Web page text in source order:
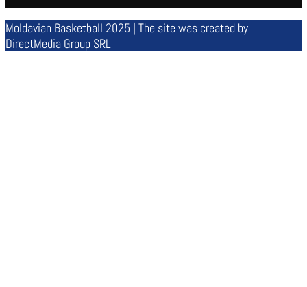
Moldavian Basketball 2025 | The site was created by
DirectMedia Group SRL